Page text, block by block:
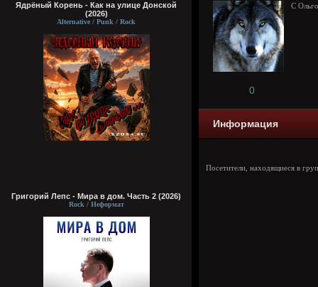
Ядрёный Корень - Как на улице Донской
(2026)
Alternative / Punk / Rock
Григорий Лепс - Мира в дом. Часть 2 (2026)
Rock / Неформат
С
0
Информация
Посетители, находящиеся в